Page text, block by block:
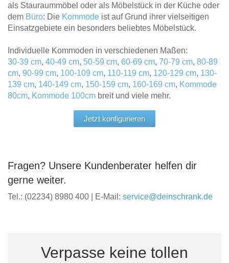
als Stauraummöbel oder als Möbelstück in der Küche oder
dem Büro: Die Kommode ist auf Grund ihrer vielseitigen
Einsatzgebiete ein besonders beliebtes Möbelstück.
Individuelle Kommoden in verschiedenen Maßen:
30-39 cm, 40-49 cm, 50-59 cm, 60-69 cm, 70-79 cm, 80-89
cm, 90-99 cm, 100-109 cm, 110-119 cm, 120-129 cm, 130-
139 cm, 140-149 cm, 150-159 cm, 160-169 cm, Kommode
80cm, Kommode 100cm breit und viele mehr.
Jetzt konfigurieren
Fragen? Unsere Kundenberater helfen dir
gerne weiter.
Tel.: (02234) 8980 400 | E-Mail: service@deinschrank.de
Verpasse keine tollen